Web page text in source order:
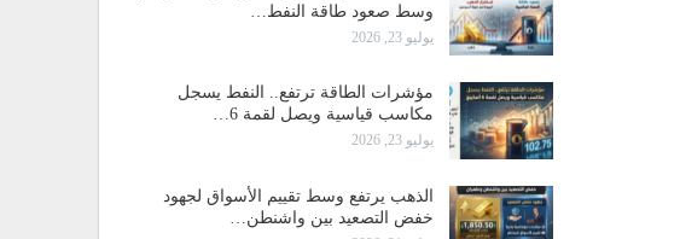
وسط صعود طاقة النفط…
يوليو 23, 2026
مؤشرات الطاقة ترتفع.. النفط يسجل
مكاسب قياسية ويصل لقمة 6…
يوليو 23, 2026
الذهب يرتفع وسط تقييم الأسواق لجهود
خفض التصعيد بين واشنطن…